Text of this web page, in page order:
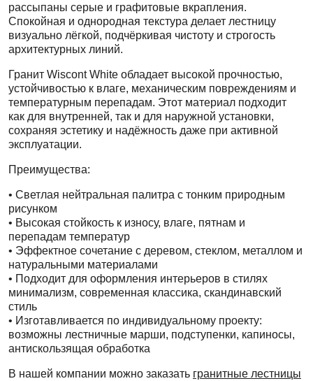
рассыпаны серые и графитовые вкрапления.
Спокойная и однородная текстура делает лестницу
визуально лёгкой, подчёркивая чистоту и строгость
архитектурных линий.
Гранит Wiscont White обладает высокой прочностью,
устойчивостью к влаге, механическим повреждениям и
температурным перепадам. Этот материал подходит
как для внутренней, так и для наружной установки,
сохраняя эстетику и надёжность даже при активной
эксплуатации.
Преимущества:
• Светлая нейтральная палитра с тонким природным
рисунком
• Высокая стойкость к износу, влаге, пятнам и
перепадам температур
• Эффектное сочетание с деревом, стеклом, металлом и
натуральными материалами
• Подходит для оформления интерьеров в стилях
минимализм, современная классика, скандинавский
стиль
• Изготавливается по индивидуальному проекту:
возможны лестничные марши, подступенки, капиносы,
антискользящая обработка
В нашей компании можно заказать гранитные лестницы